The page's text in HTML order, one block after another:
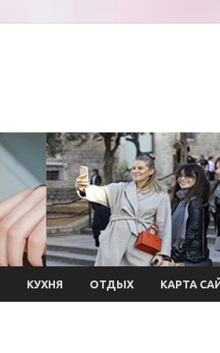
КУХНЯ ОТДЫХ КАРТА